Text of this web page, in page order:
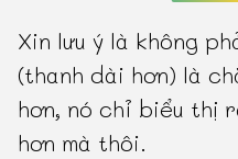
Xin lưu ý là không
(thanh dài hơn) là
hơn, nó chỉ biểu thị
hơn mà thôi.